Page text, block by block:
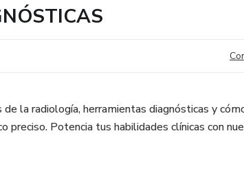
la radiología, herramientas diagnósticas y
preciso. Potencia tus habilidades clínicas con